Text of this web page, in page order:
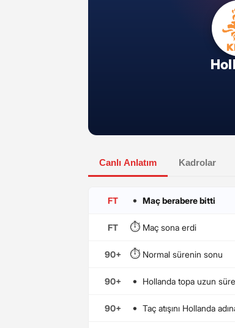
Canlı Anlatım Kadrolar
FT • Maç berabere bitti
FT ⏱️ Maç sona erdi
90+ ⏱️ Normal sürenin sonu
90+ • Hollanda topa uzun
90+ • Taç atışını Hollanda